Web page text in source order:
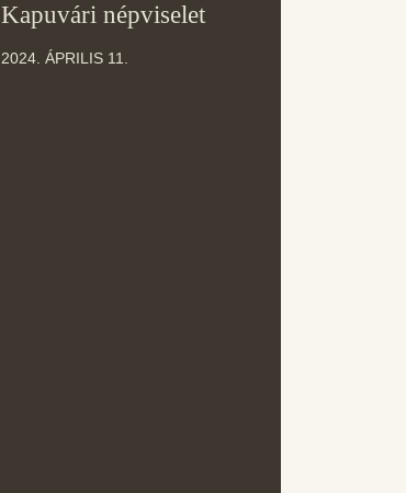
Kapuvári népviselet
2024. ÁPRILIS 11.